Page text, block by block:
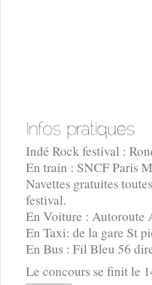
Indé Rock festival :
En train : SNCF Paris
Navettes gratuites
festival.
En Voiture : Autoroute
En Taxi: de la gare St
En Bus : Fil Bleu 56
Le concours se finit le